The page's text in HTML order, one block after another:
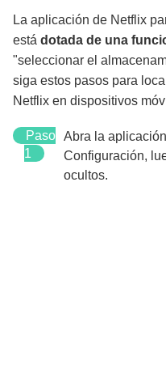
La aplicación de Netflix
está dotada de una
"seleccionar el
siga estos pasos para
Netflix en dispositivos
Paso
1
Abra la
Configuración,
ocultos.